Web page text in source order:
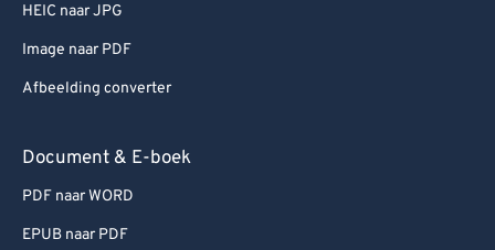
HEIC naar JPG
Image naar PDF
Afbeelding converter
Document & E-boek
PDF naar WORD
EPUB naar PDF